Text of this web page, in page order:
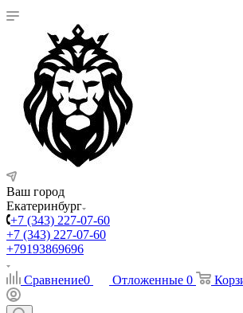
Ваш город
Екатеринбург
+7 (343) 227-07-60
+7 (343) 227-07-60
+79193869696
Сравнение0 Отложенные 0